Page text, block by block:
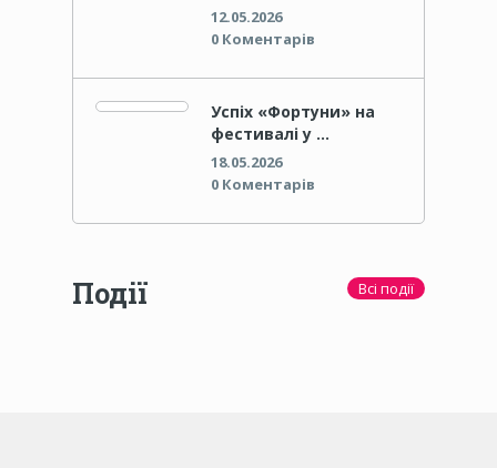
12.05.2026
0 Коментарів
Успіх «Фортуни» на
фестивалі у …
18.05.2026
0 Коментарів
Події Всі події